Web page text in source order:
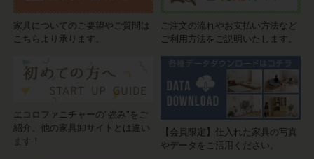
家具についてのご要望やご質問は
こちらより承ります。
ご注文の流れやお支払い方法など
ご利用方法をご説明いたします。
エコロファニチャーの"強み"をご
紹介。他の家具卸サイトとは違い
ます！
【会員限定】仕入れた家具の写真
やデータをご活用ください。